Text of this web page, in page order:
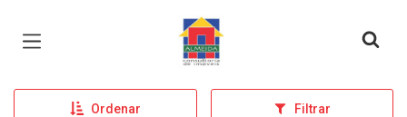
Página inicial
Ordenar Filtrar